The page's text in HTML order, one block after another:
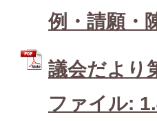
例・請願・
議会だより
ファイル: